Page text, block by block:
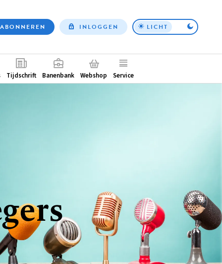
Top
ABONNEREN INLOGGEN LICHT
Tijdschrift Banenbank Webshop Service